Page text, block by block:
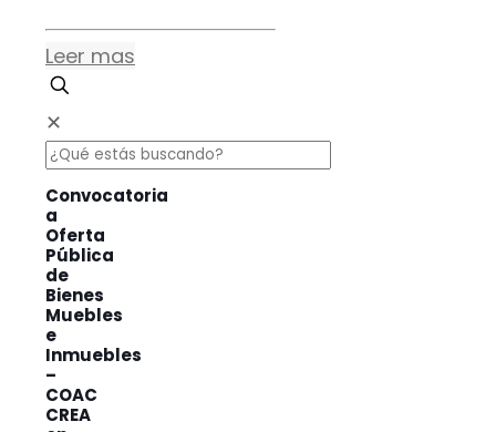
Leer mas
✕
Convocatoria
a
Oferta
Pública
de
Bienes
Muebles
e
Inmuebles
–
COAC
CREA